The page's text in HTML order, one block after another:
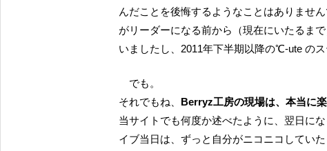
んだことを後悔するようなことはありませ
がリーダーになる前から（現在にいたるま
いましたし、2011年下半期以降の℃-ute の
でも。
それでもね、 Berryz工房の現場は、本当に
当サイトでも何度か述べたように、翌日に
イブ当日は、ずっと自分がニコニコしてい